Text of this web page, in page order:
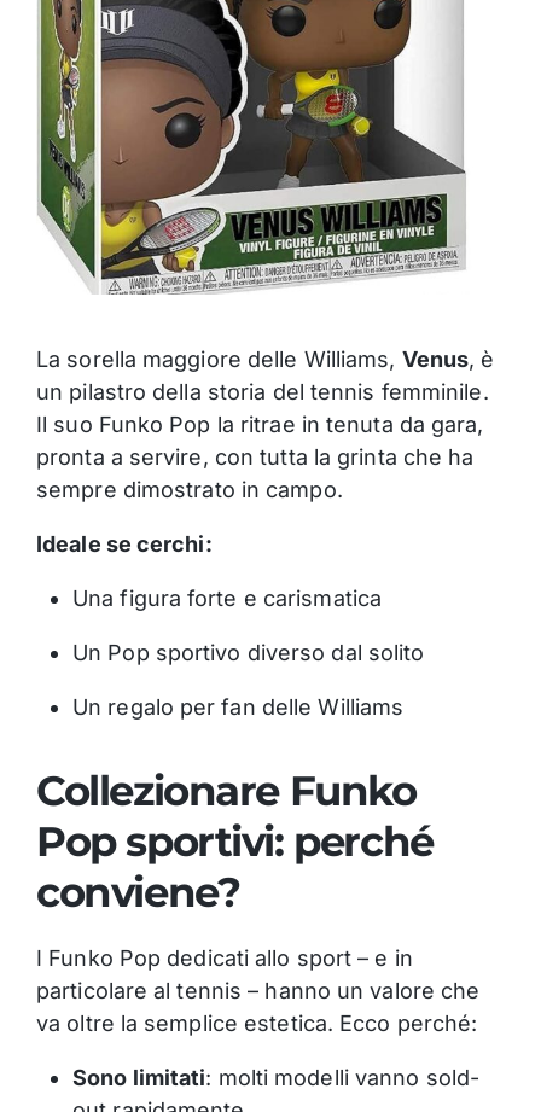
La sorella maggiore delle Williams, Venus, è
un pilastro della storia del tennis femminile.
Il suo Funko Pop la ritrae in tenuta da gara,
pronta a servire, con tutta la grinta che ha
sempre dimostrato in campo.
Ideale se cerchi:
Una figura forte e carismatica
Un Pop sportivo diverso dal solito
Un regalo per fan delle Williams
Collezionare Funko
Pop sportivi: perché
conviene?
I Funko Pop dedicati allo sport – e in
particolare al tennis – hanno un valore che
va oltre la semplice estetica. Ecco perché:
Sono limitati: molti modelli vanno sold-